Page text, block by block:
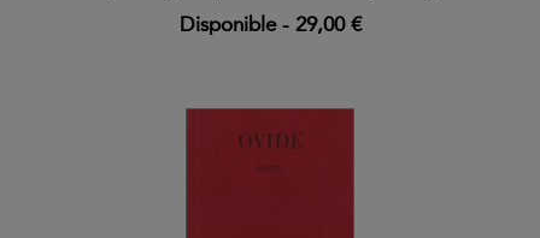
Disponible- 29,00 €